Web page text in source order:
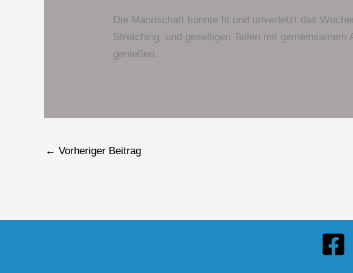
Die Mannschaft konnte fit und unverletzt das
Stretching und geselligen Teilen mit gemeinsamem
genießen.
← Vorheriger Beitrag